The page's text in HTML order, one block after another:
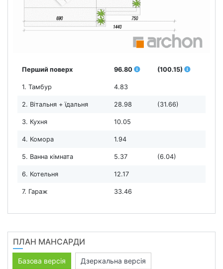
Перший поверх 96.80 (100.15)
1. Тамбур 4.83
2. Вітальня + їдальня 28.98 (31.66)
3. Кухня 10.05
4. Комора 1.94
5. Ванна кімната 5.37 (6.04)
6. Котельня 12.17
7. Гараж 33.46
ПЛАН МАНСАРДИ
Базова версія
Дзеркальна версія